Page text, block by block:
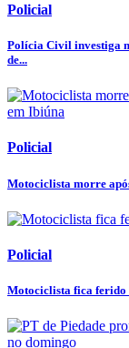
Policial
Polícia Civil investiga
de...
Policial
Motociclista morre
Policial
Motociclista fica ferido